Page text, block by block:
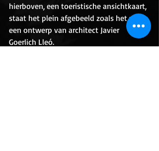
hierboven, een toeristische ansichtkaart,
staat het plein afgebeeld zoals het was,
een ontwerp van architect Javier
Goerlich Lleó.